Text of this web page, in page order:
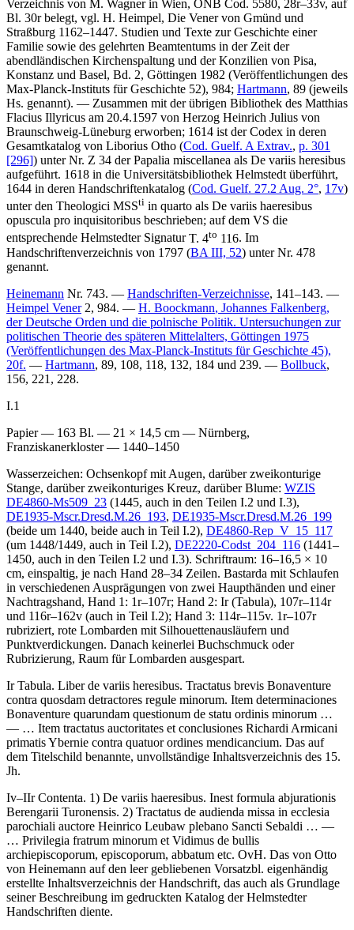
Verzeichnis von M. Wagner in Wien, ÖNB Cod. 5580, 28r–33v, auf
Bl. 30r belegt, vgl. H. Heimpel, Die Vener von Gmünd und
Straßburg 1162–1447. Studien und Texte zur Geschichte einer
Familie sowie des gelehrten Beamtentums in der Zeit der
abendländischen Kirchenspaltung und der Konzilien von Pisa,
Konstanz und Basel, Bd. 2, Göttingen 1982 (Veröffentlichungen des
Max-Planck-Instituts für Geschichte 52), 984; Hartmann, 89 (jeweils
Hs. genannt). — Zusammen mit der übrigen Bibliothek des Matthias
Flacius Illyricus am 20.4.1597 von Herzog Heinrich Julius von
Braunschweig-Lüneburg erworben; 1614 ist der Codex in deren
Gesamtkatalog von Liborius Otho (Cod. Guelf. A Extrav., p. 301
[296]) unter Nr. Z 34 derPapalia miscellanea als De variis heresibus
aufgeführt. 1618 in die Universitätsbibliothek Helmstedt überführt,
1644 in deren Handschriftenkatalog (Cod. Guelf. 27.2 Aug. 2°, 17v)
unter den Theologici MSSti in quarto als De variis haeresibus
opuscula pro inquisitoribus beschrieben; auf dem VS die
entsprechende Helmstedter SignaturT. 4to 116. Im
Handschriftenverzeichnis von 1797 (BA III, 52) unter Nr. 478
genannt.
Heinemann Nr. 743. — Handschriften-Verzeichnisse, 141–143. —
Heimpel Vener2, 984. — H. Boockmann, Johannes Falkenberg,
der Deutsche Orden und die polnische Politik. Untersuchungen zur
politischen Theorie des späteren Mittelalters, Göttingen 1975
(Veröffentlichungen des Max-Planck-Instituts für Geschichte 45),
20f. — Hartmann, 89, 108, 118, 132, 184 und 239. — Bollbuck,
156, 221, 228.
I.1
Papier — 163 Bl. — 21 × 14,5 cm — Nürnberg,
Franziskanerkloster — 1440–1450
Wasserzeichen: Ochsenkopf mit Augen, darüber zweikonturige
Stange, darüber zweikonturiges Kreuz, darüber Blume: WZIS
DE4860-Ms509_23 (1445, auch in den Teilen I.2 und I.3),
DE1935-Mscr.Dresd.M.26_193, DE1935-Mscr.Dresd.M.26_199
(beide um 1440, beide auch in Teil I.2), DE4860-Rep_V_15_117
(um 1448/1449, auch in Teil I.2), DE2220-Codst_204_116 (1441–
1450, auch in den Teilen I.2 und I.3). Schriftraum: 16–16,5 × 10
cm, einspaltig, je nach Hand 28–34 Zeilen. Bastarda mit Schlaufen
in verschiedenen Ausprägungen von zwei Haupthänden und einer
Nachtragshand, Hand 1: 1r–107r; Hand 2: Ir (Tabula), 107r–114r
und 116r–162v (auch in Teil I.2); Hand 3: 114r–115v. 1r–107r
rubriziert, rote Lombarden mit Silhouettenausläufern und
Punktverdickungen. Danach keinerlei Buchschmuck oder
Rubrizierung, Raum für Lombarden ausgespart.
IrTabula. Liber de variis heresibus. Tractatus brevis Bonaventure
contra quosdam detractores regule minorum. Item determinaciones
Bonaventure quarundam questionum de statu ordinis minorum …
— … Item tractatus auctoritates et conclusiones Richardi Armicani
primatis Ybernie contra quatuor ordines mendicancium. Das auf
dem Titelschild benannte, unvollständige Inhaltsverzeichnis des 15.
Jh.
Iv–IIrContenta. 1) De variis haeresibus. Inest formula abjurationis
Berengarii Turonensis. 2) Tractatus de audienda missa in ecclesia
parochiali auctore Heinrico Leubaw plebano Sancti Sebaldi … —
… Privilegia fratrum minorum et Vidimus de bullis
archiepiscoporum, episcoporum, abbatum etc. OvH. Das von Otto
von Heinemann auf den leer gebliebenen Vorsatzbl. eigenhändig
erstellte Inhaltsverzeichnis der Handschrift, das auch als Grundlage
seiner Beschreibung im gedruckten Katalog der Helmstedter
Handschriften diente.